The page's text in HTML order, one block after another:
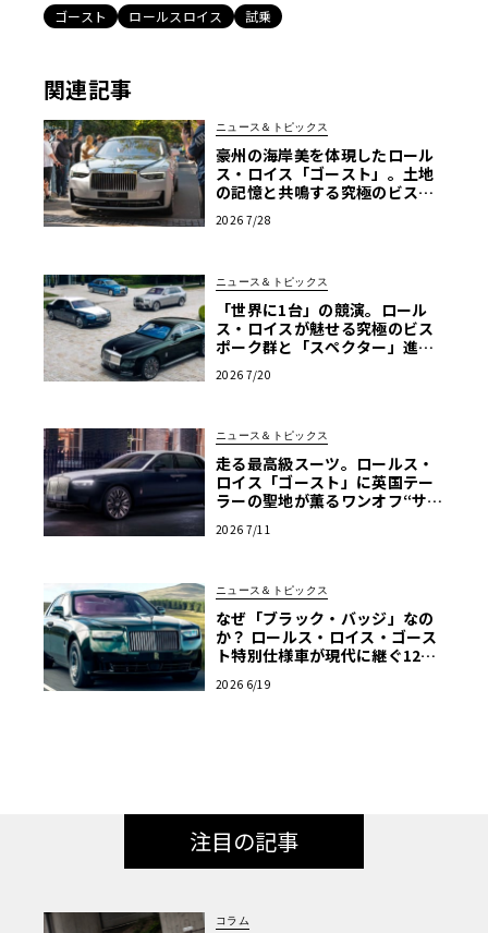
ゴースト ロールスロイス 試乗
関連記事
ニュース＆トピックス
豪州の海岸美を体現したロール
ス・ロイス「ゴースト」。土地
の記憶と共鳴する究極のビスポ
2026 7/28
ニュース＆トピックス
「世界に1台」の競演。ロール
ス・ロイスが魅せる究極のビス
ポーク群と「スペクター」進化
2026 7/20
ニュース＆トピックス
走る最高級スーツ。ロールス・
ロイス「ゴースト」に英国テー
ラーの聖地が薫るワンオフ“サヴ
2026 7/11
ニュース＆トピックス
なぜ「ブラック・バッジ」なの
か？ ロールス・ロイス・ゴース
ト特別仕様車が現代に継ぐ120
2026 6/19
注目の記事
コラム